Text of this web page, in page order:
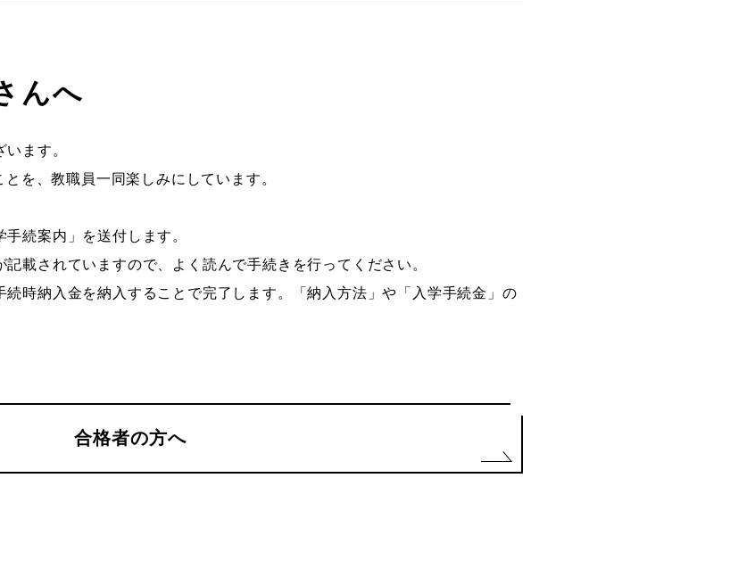
んへ
ます。
を、教職員一同楽しみにしています。
続案内」を送付します。
記載されていますので、よく読んで手続きを行ってください。
時納入金を納入することで完了します。「納入方法」や「入学手続金」の
合格者の方へ